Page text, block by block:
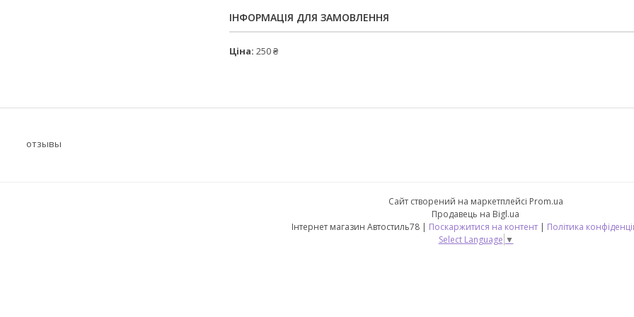
ІНФОРМАЦІЯ ДЛЯ ЗАМОВЛЕННЯ
Ціна: 250 ₴
отзывы
Сайт створений на маркетплейсі Prom.ua
Продавець на Bigl.ua
Інтернет магазин Автостиль78 | Поскаржитися на контент | Політика
Select Language ▼